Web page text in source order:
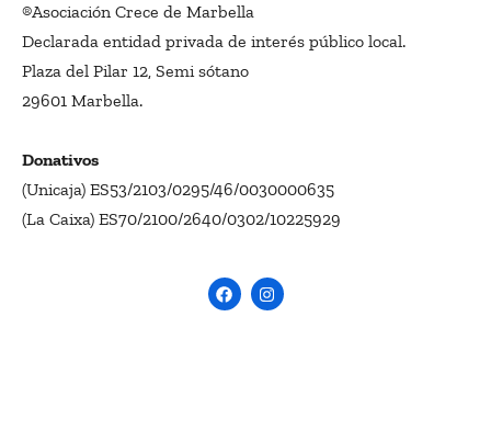
®Asociación Crece de Marbella
Declarada entidad privada de interés público local.
Plaza del Pilar 12, Semi sótano
29601 Marbella.
Donativos
(Unicaja) ES53/2103/0295/46/0030000635
(La Caixa) ES70/2100/2640/0302/10225929